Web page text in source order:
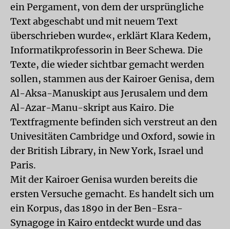
ein Pergament, von dem der ursprüngliche
Text abgeschabt und mit neuem Text
überschrieben wurde«, erklärt Klara Kedem,
Informatikprofessorin in Beer Schewa. Die
Texte, die wieder sichtbar gemacht werden
sollen, stammen aus der Kairoer Genisa, dem
Al-Aksa-Manuskipt aus Jerusalem und dem
Al-Azar-Manu-skript aus Kairo. Die
Textfragmente befinden sich verstreut an den
Univesitäten Cambridge und Oxford, sowie in
der British Library, in New York, Israel und
Paris.
Mit der Kairoer Genisa wurden bereits die
ersten Versuche gemacht. Es handelt sich um
ein Korpus, das 1890 in der Ben-Esra-
Synagoge in Kairo entdeckt wurde und das